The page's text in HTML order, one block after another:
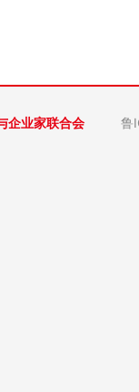
企业家联合会 鲁